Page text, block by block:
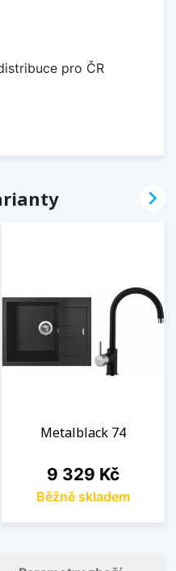
pro ČR
Metalblack 74
Cena
9 329 Kč
Běžně skladem
